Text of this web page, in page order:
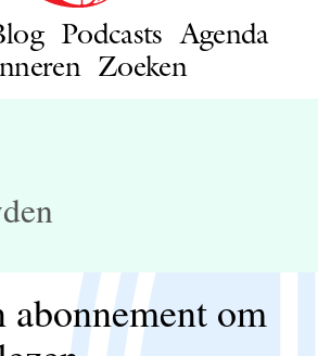
Podcasts Agenda
Zoeken
abonnement om